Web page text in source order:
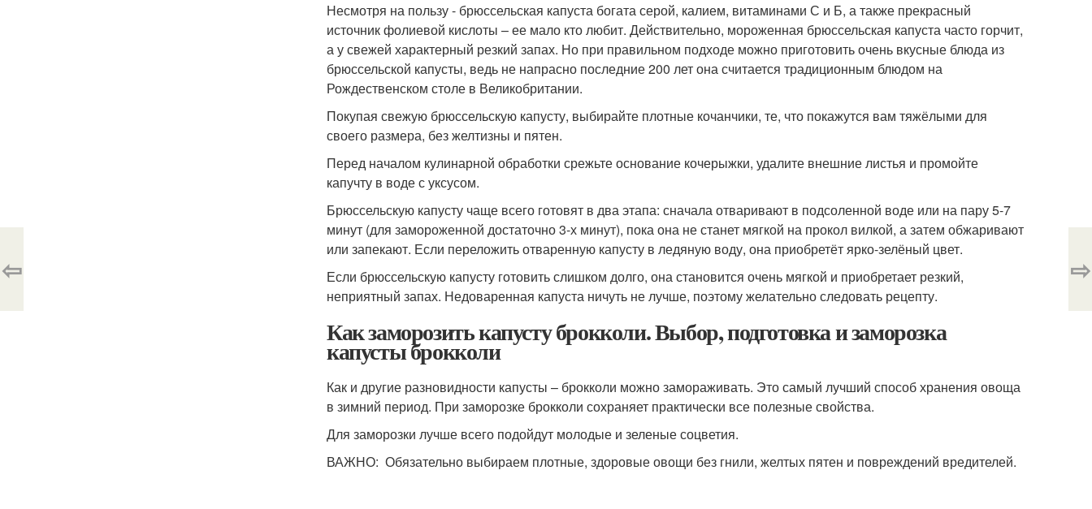
Несмотря на пользу - брюссельская капуста богата серой, калием, витаминами С и Б, а также прекрасный
источник фолиевой кислоты – ее мало кто любит. Действительно, мороженная брюссельская капуста часто горчит,
а у свежей характерный резкий запах. Но при правильном подходе можно приготовить очень вкусные блюда из
брюссельской капусты, ведь не напрасно последние 200 лет она считается традиционным блюдом на
Рождественском столе в Великобритании.
Покупая свежую брюссельскую капусту, выбирайте плотные кочанчики, те, что покажутся вам тяжёлыми для
своего размера, без желтизны и пятен.
Перед началом кулинарной обработки срежьте основание кочерыжки, удалите внешние листья и промойте
капучту в воде с уксусом.
Брюссельскую капусту чаще всего готовят в два этапа: сначала отваривают в подсоленной воде или на пару 5-7
минут (для замороженной достаточно 3-х минут), пока она не станет мягкой на прокол вилкой, а затем обжаривают
или запекают. Если переложить отваренную капусту в ледяную воду, она приобретёт ярко-зелёный цвет.
Если брюссельскую капусту готовить слишком долго, она становится очень мягкой и приобретает резкий,
неприятный запах. Недоваренная капуста ничуть не лучше, поэтому желательно следовать рецепту.
Как заморозить капусту брокколи. Выбор, подготовка и заморозка
капусты брокколи
Как и другие разновидности капусты – брокколи можно замораживать. Это самый лучший способ хранения овоща
в зимний период. При заморозке брокколи сохраняет практически все полезные свойства.
Для заморозки лучше всего подойдут молодые и зеленые соцветия.
ВАЖНО: Обязательно выбираем плотные, здоровые овощи без гнили, желтых пятен и повреждений вредителей.
⇦ ⇨